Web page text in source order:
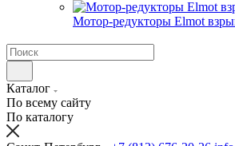
Мотор-редукторы Elmot
Каталог
По всему сайту
По каталогу